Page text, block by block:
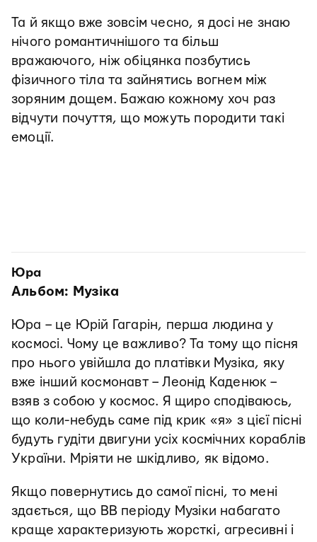
Та й якщо вже зовсім чесно, я досі не знаю
нічого романтичнішого та більш
вражаючого, ніж обіцянка позбутись
фізичного тіла та зайнятись вогнем між
зоряним дощем. Бажаю кожному хоч раз
відчути почуття, що можуть породити такі
емоції.
Юра
Альбом: Музіка
Юра – це Юрій Гагарін, перша людина у
космосі. Чому це важливо? Та тому що пісня
про нього увійшла до платівки Музіка, яку
вже інший космонавт – Леонід Каденюк –
взяв з собою у космос. Я щиро сподіваюсь,
що коли-небудь саме під крик «я» з цієї пісні
будуть гудіти двигуни усіх космічних кораблів
України. Мріяти не шкідливо, як відомо.
Якщо повернутись до самої пісні, то мені
здається, що ВВ періоду Музіки набагато
краще характеризують жорсткі, агресивні і